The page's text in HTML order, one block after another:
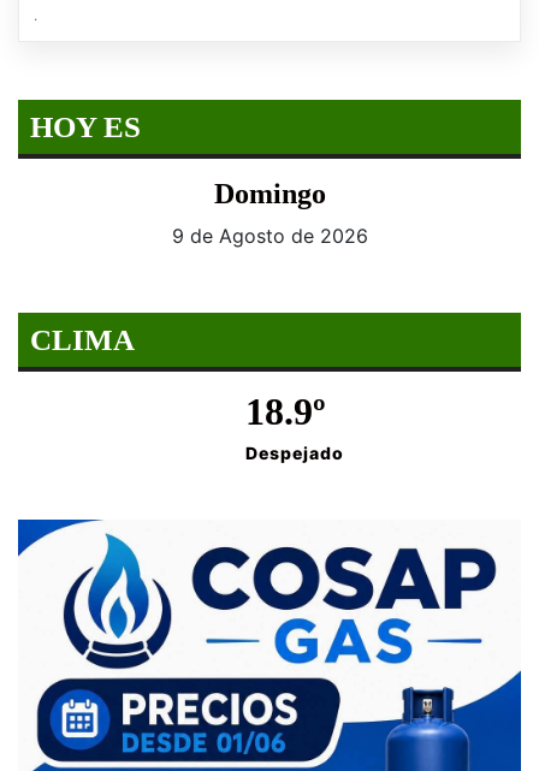
.
HOY ES
Domingo
9 de Agosto de 2026
CLIMA
18.9º
Despejado